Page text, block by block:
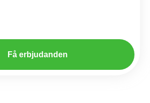
Få erbjudanden